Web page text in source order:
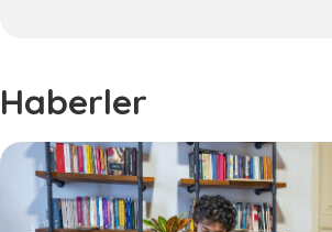
Haberler